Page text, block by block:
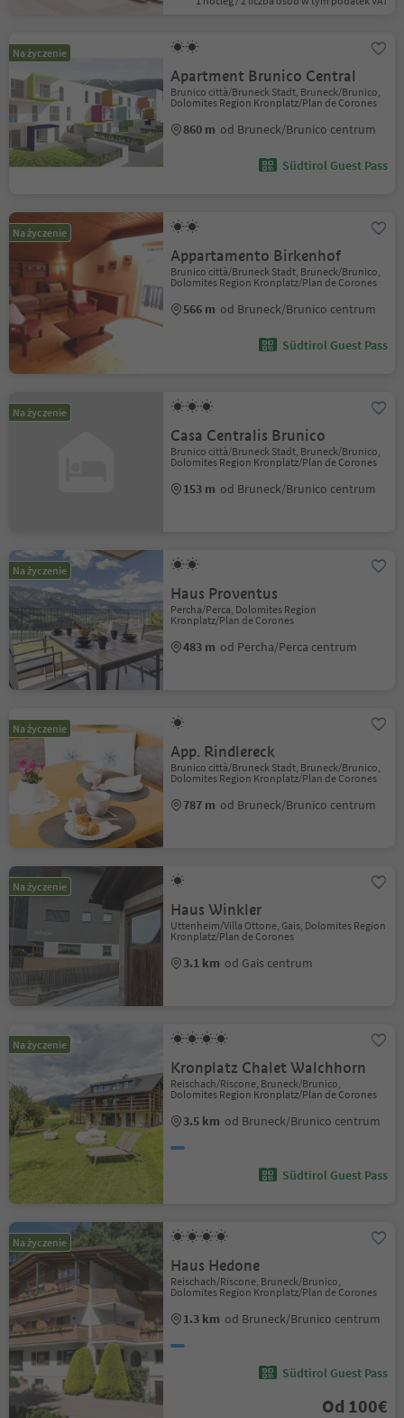
Na życzenie
Apartment Brunico Central
Brunico città/Bruneck Stadt, Bruneck/Brunico,
Dolomites Region Kronplatz/Plan de Corones
860 m od Bruneck/Brunico centrum
Südtirol Guest Pass
Na życzenie
Appartamento Birkenhof
Brunico città/Bruneck Stadt, Bruneck/Brunico,
Dolomites Region Kronplatz/Plan de Corones
566 m od Bruneck/Brunico centrum
Südtirol Guest Pass
Na życzenie
Casa Centralis Brunico
Brunico città/Bruneck Stadt, Bruneck/Brunico,
Dolomites Region Kronplatz/Plan de Corones
153 m od Bruneck/Brunico centrum
Na życzenie
Haus Proventus
Percha/Perca, Dolomites Region
Kronplatz/Plan de Corones
483 m od Percha/Perca centrum
Na życzenie
App. Rindlereck
Brunico città/Bruneck Stadt, Bruneck/Brunico,
Dolomites Region Kronplatz/Plan de Corones
787 m od Bruneck/Brunico centrum
Na życzenie
Haus Winkler
Uttenheim/Villa Ottone, Gais, Dolomites Region
Kronplatz/Plan de Corones
3.1 km od Gais centrum
Na życzenie
Kronplatz Chalet Walchhorn
Reischach/Riscone, Bruneck/Brunico,
Dolomites Region Kronplatz/Plan de Corones
3.5 km od Bruneck/Brunico centrum
Südtirol Guest Pass
Na życzenie
Haus Hedone
Reischach/Riscone, Bruneck/Brunico,
Dolomites Region Kronplatz/Plan de Corones
1.3 km od Bruneck/Brunico centrum
Südtirol Guest Pass
Od 100€